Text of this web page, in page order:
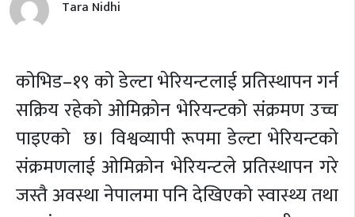
Tara Nidhi
कोभिड–१९ को डेल्टा भेरियन्टलाई प्रतिस्थापन गर्न
सक्रिय रहेको ओमिक्रोन भेरियन्टको संक्रमण उच्च
पाइएको छ। विश्वव्यापी रूपमा डेल्टा भेरियन्टको
संक्रमणलाई ओमिक्रोन भेरियन्टले प्रतिस्थापन गरे
जस्तै अवस्था नेपालमा पनि देखिएको स्वास्थ्य तथा